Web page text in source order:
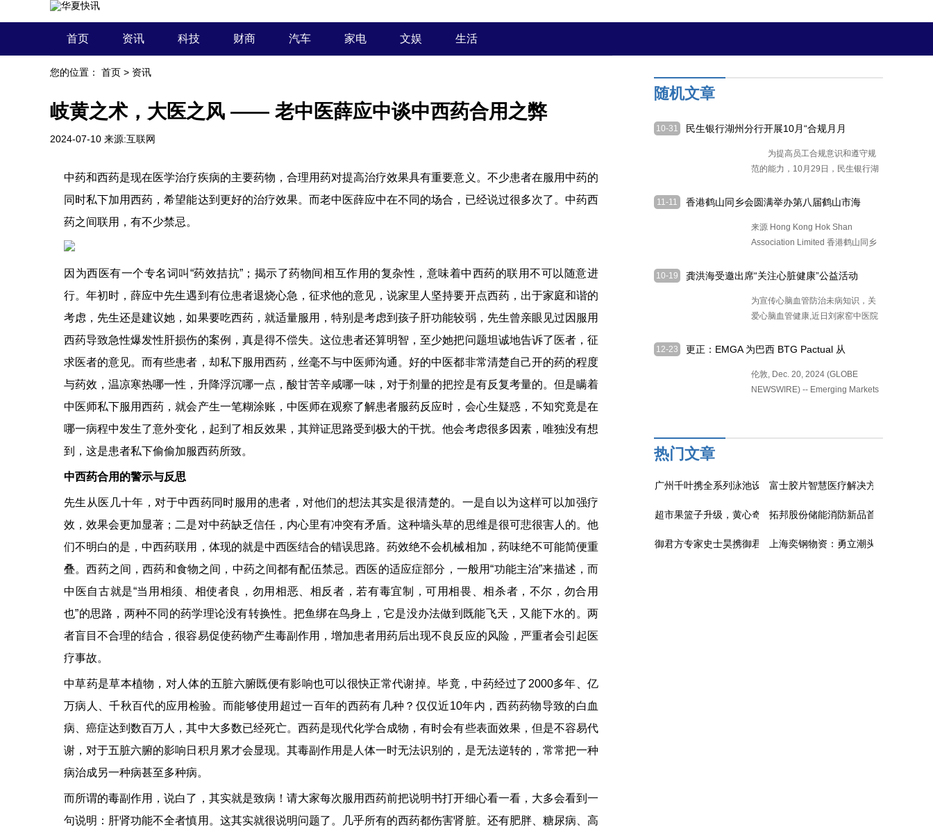
首页 资讯 科技 财商 汽车 家电 文娱 生活
您的位置： 首页 > 资讯
岐黄之术，大医之风 —— 老中医薛应中谈中西药合用之弊
2024-07-10 来源:互联网
中药和西药是现在医学治疗疾病的主要药物，合理用药对提高治疗效果具有重要意义。不少患者在服用中药的
同时私下加用西药，希望能达到更好的治疗效果。而老中医薛应中在不同的场合，已经说过很多次了。中药西
药之间联用，有不少禁忌。
因为西医有一个专名词叫“药效拮抗”；揭示了药物间相互作用的复杂性，意味着中西药的联用不可以随意进
行。年初时，薛应中先生遇到有位患者退烧心急，征求他的意见，说家里人坚持要开点西药，出于家庭和谐的
考虑，先生还是建议她，如果要吃西药，就适量服用，特别是考虑到孩子肝功能较弱，先生曾亲眼见过因服用
西药导致急性爆发性肝损伤的案例，真是得不偿失。这位患者还算明智，至少她把问题坦诚地告诉了医者，征
求医者的意见。而有些患者，却私下服用西药，丝毫不与中医师沟通。好的中医都非常清楚自己开的药的程度
与药效，温凉寒热哪一性，升降浮沉哪一点，酸甘苦辛咸哪一味，对于剂量的把控是有反复考量的。但是瞒着
中医师私下服用西药，就会产生一笔糊涂账，中医师在观察了解患者服药反应时，会心生疑惑，不知究竟是在
哪一病程中发生了意外变化，起到了相反效果，其辩证思路受到极大的干扰。他会考虑很多因素，唯独没有想
到，这是患者私下偷偷加服西药所致。
中西药合用的警示与反思
先生从医几十年，对于中西药同时服用的患者，对他们的想法其实是很清楚的。一是自以为这样可以加强疗
效，效果会更加显著；二是对中药缺乏信任，内心里有冲突有矛盾。这种墙头草的思维是很可悲很害人的。他
们不明白的是，中西药联用，体现的就是中西医结合的错误思路。药效绝不会机械相加，药味绝不可能简便重
叠。西药之间，西药和食物之间，中药之间都有配伍禁忌。西医的适应症部分，一般用“功能主治”来描述，而
中医自古就是“当用相须、相使者良，勿用相恶、相反者，若有毒宜制，可用相畏、相杀者，不尔，勿合用
也”的思路，两种不同的药学理论没有转换性。把鱼绑在鸟身上，它是没办法做到既能飞天，又能下水的。两
者盲目不合理的结合，很容易促使药物产生毒副作用，增加患者用药后出现不良反应的风险，严重者会引起医
疗事故。
中草药是草本植物，对人体的五脏六腑既便有影响也可以很快正常代谢掉。毕竟，中药经过了2000多年、亿
万病人、千秋百代的应用检验。而能够使用超过一百年的西药有几种？仅仅近10年内，西药药物导致的白血
病、癌症达到数百万人，其中大多数已经死亡。西药是现代化学合成物，有时会有些表面效果，但是不容易代
谢，对于五脏六腑的影响日积月累才会显现。其毒副作用是人体一时无法识别的，是无法逆转的，常常把一种
病治成另一种病甚至多种病。
而所谓的毒副作用，说白了，其实就是致病！请大家每次服用西药前把说明书打开细心看一看，大多会看到一
句说明：肝肾功能不全者慎用。这其实就很说明问题了。几乎所有的西药都伤害肾脏。还有肥胖、糖尿病、高
随机文章
10-31
民生银行湖州分行开展10月“合规月月
为提高员工合规意识和遵守规
范的能力，10月29日，民生银行湖
11-11
香港鹤山同乡会圆满举办第八届鹤山市海
来源 Hong Kong Hok Shan
Association Limited 香港鹤山同乡
10-19
龚洪海受邀出席“关注心脏健康”公益活动
为宣传心脑血管防治未病知识，关
爱心脑血管健康,近日刘家窑中医院
12-23
更正：EMGA 为巴西 BTG Pactual 从
伦敦, Dec. 20, 2024 (GLOBE
NEWSWIRE) -- Emerging Markets
热门文章
广州千叶携全系列泳池设备亮相2025天津沐博会，珍珠岩过滤器
富士胶片智慧医疗解决方案闪耀第91
超市果篮子升级，黄心奇异果的“小身材高营养”
拓邦股份储能消防新品首发：引领储
御君方专家史士昊携御君方全国专家团队出席2025年动脉粥样硬
上海奕钢物资：勇立潮头，绽放光芒